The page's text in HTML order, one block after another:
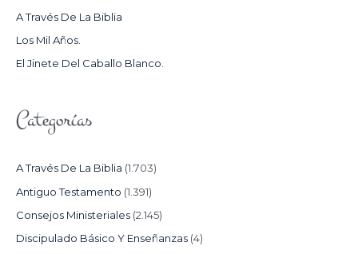
R
:
A Través De La Biblia
Los Mil Años.
El Jinete Del Caballo Blanco.
Categorías
A Través De La Biblia (1.703)
Antiguo Testamento (1.391)
Consejos Ministeriales (2.145)
Discipulado Básico Y Enseñanzas (4)